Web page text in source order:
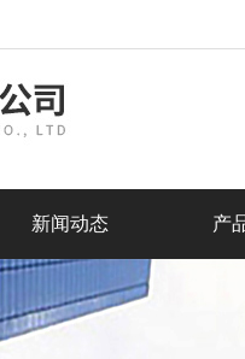
新闻动态 产